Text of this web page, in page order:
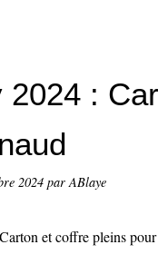
2024 :
2024 par ABlaye